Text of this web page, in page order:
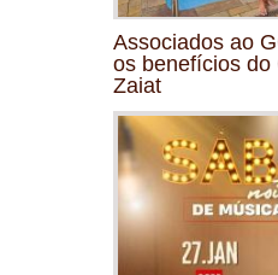
Associados ao
os benefícios do
Zaiat